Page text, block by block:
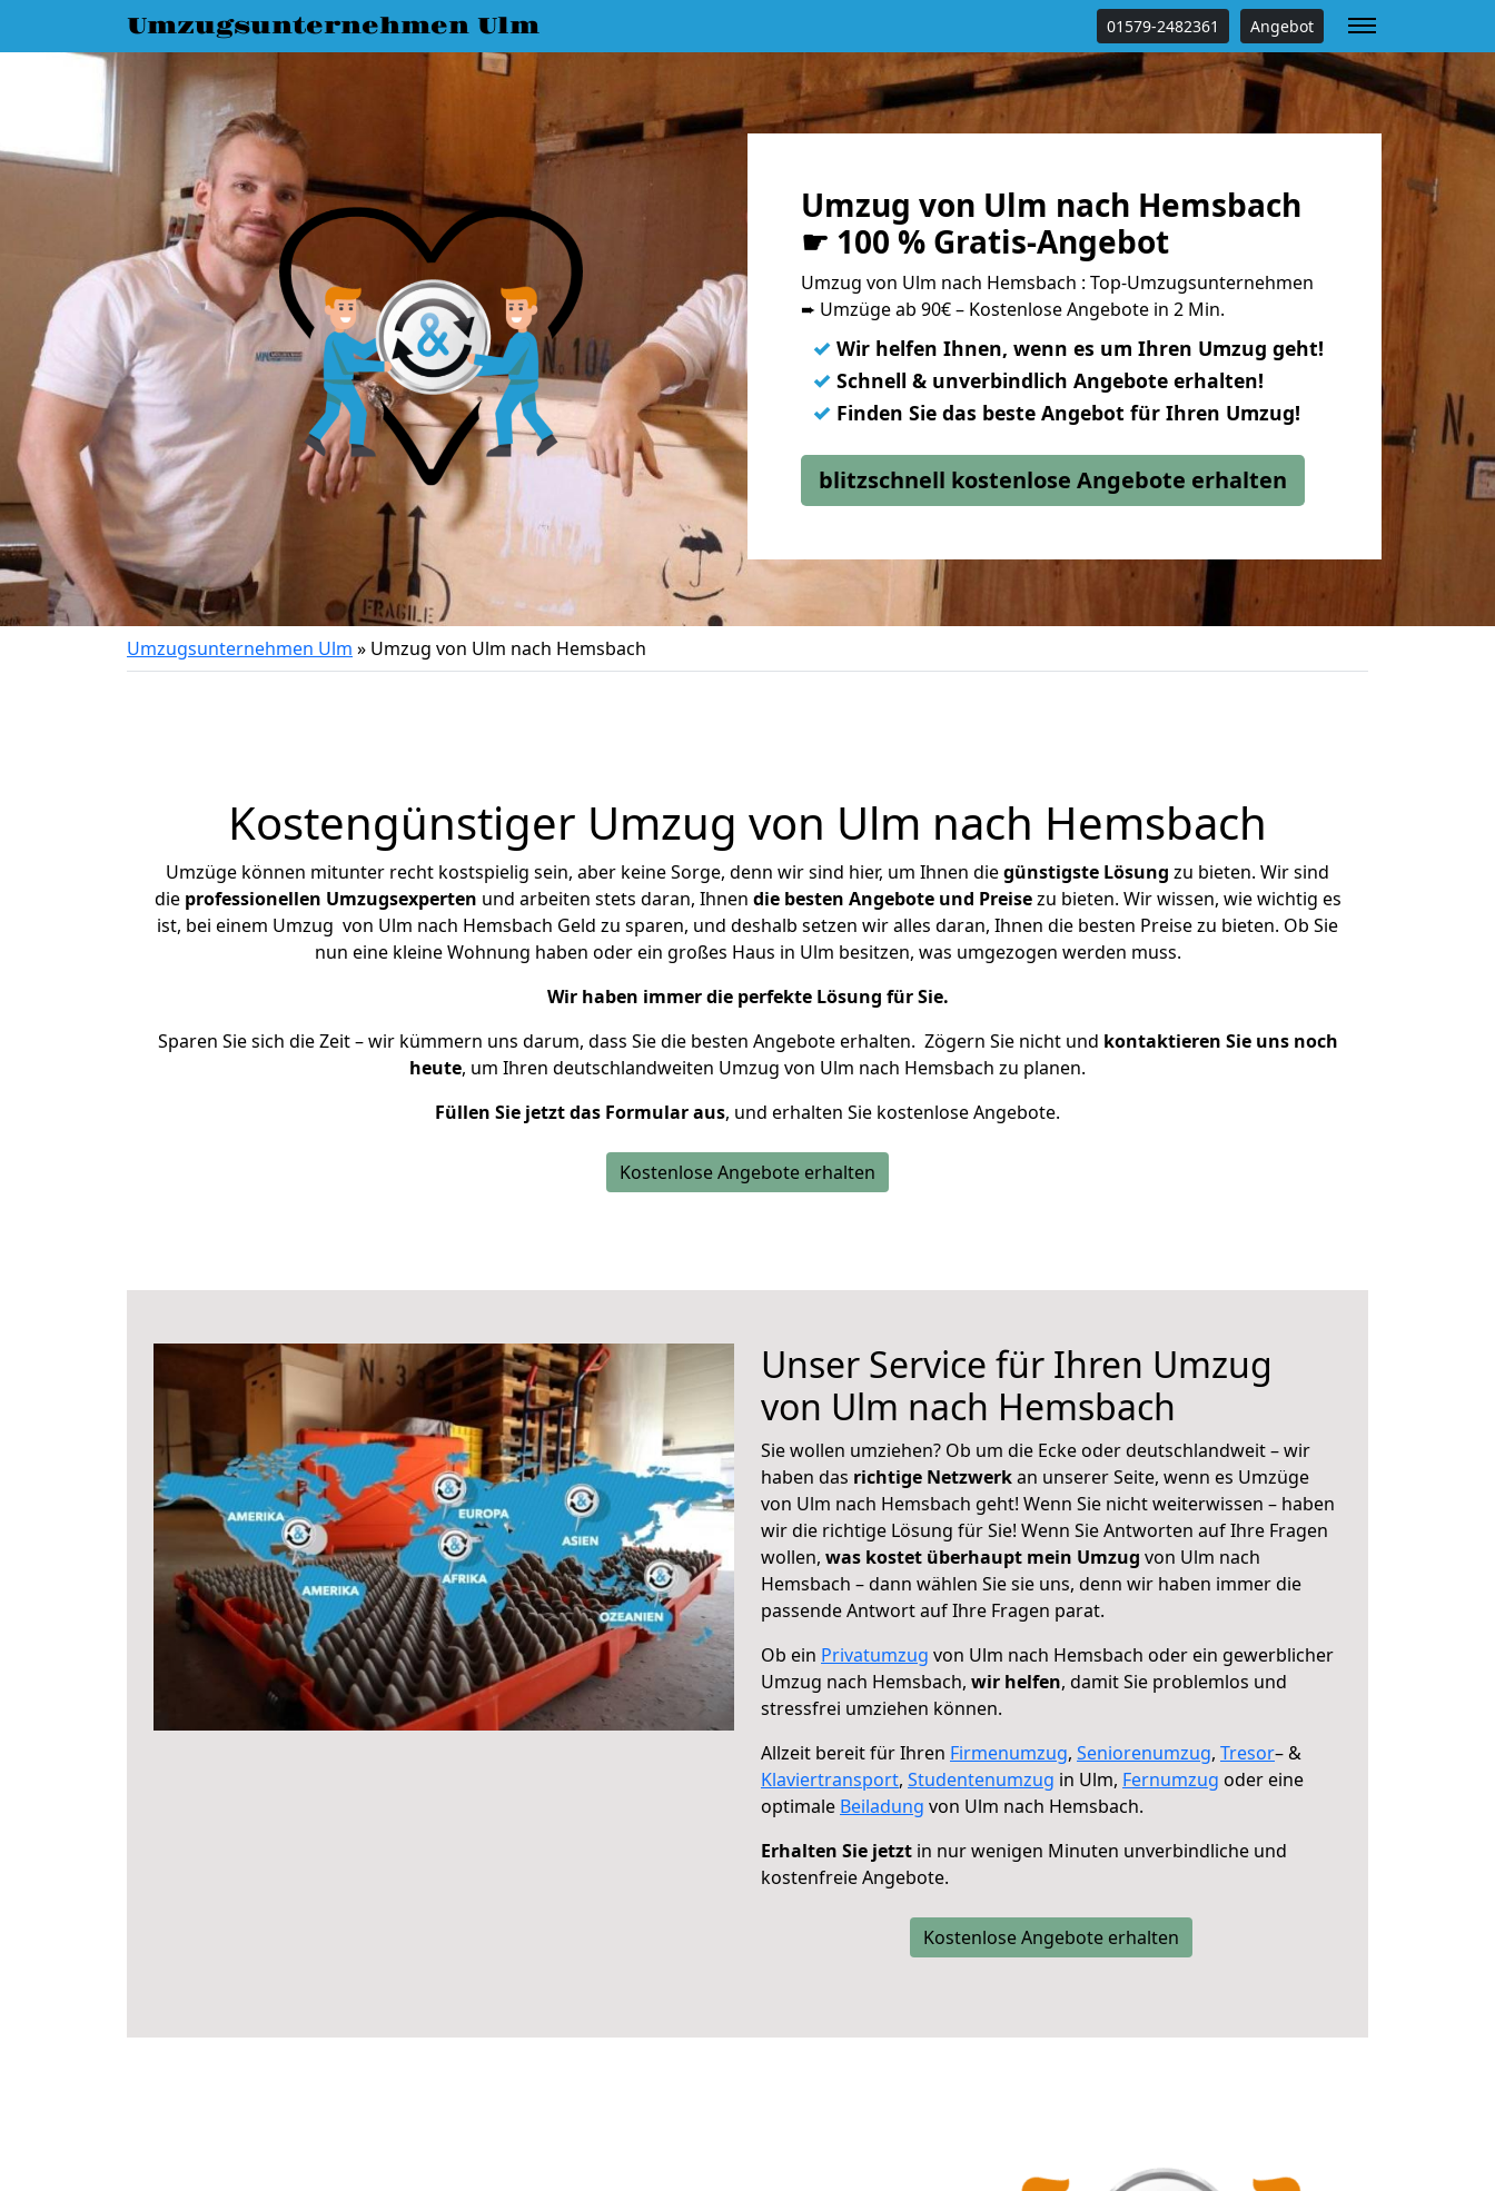
Umzugsunternehmen Ulm 01579-2482361 Angebot
Umzug von Ulm nach Hemsbach
☛ 100 % Gratis-Angebot
Umzug von Ulm nach Hemsbach : Top-Umzugsunternehmen
➨ Umzüge ab 90€ – Kostenlose Angebote in 2 Min.
✓ Wir helfen Ihnen, wenn es um Ihren Umzug geht!
✓ Schnell & unverbindlich Angebote erhalten!
✓ Finden Sie das beste Angebot für Ihren Umzug!
blitzschnell kostenlose Angebote erhalten
Umzugsunternehmen Ulm » Umzug von Ulm nach Hemsbach
Kostengünstiger Umzug von Ulm nach Hemsbach
Umzüge können mitunter recht kostspielig sein, aber keine Sorge, denn wir sind hier, um Ihnen diegünstigste Lösung zu bieten. Wir sind
die professionellen Umzugsexperten und arbeiten stets daran, Ihnen die besten Angebote und Preisezu bieten. Wir wissen, wie wichtig es
ist, bei einem Umzug von Ulm nach Hemsbach Geld zu sparen, und deshalb setzen wir alles daran, Ihnen die besten Preise zu bieten. Ob Sie
nun eine kleine Wohnung haben oder ein großes Haus in Ulm besitzen, was umgezogen werden muss.
Wir haben immer die perfekte Lösung für Sie.
Sparen Sie sich die Zeit – wir kümmern uns darum, dass Sie die besten Angebote erhalten. Zögern Sie nicht und kontaktieren Sie uns noch
heute, um Ihren deutschlandweiten Umzug von Ulm nach Hemsbach zu planen.
Füllen Sie jetzt das Formular aus, und erhalten Sie kostenlose Angebote.
Kostenlose Angebote erhalten
Unser Service für Ihren Umzug
von Ulm nach Hemsbach
Sie wollen umziehen? Ob um die Ecke oder deutschlandweit – wir
haben das richtige Netzwerkan unserer Seite, wenn es Umzüge
von Ulm nach Hemsbach geht! Wenn Sie nicht weiterwissen – haben
wir die richtige Lösung für Sie! Wenn Sie Antworten auf Ihre Fragen
wollen, was kostet überhaupt mein Umzug von Ulm nach
Hemsbach – dann wählen Sie sie uns, denn wir haben immer die
passende Antwort auf Ihre Fragen parat.
Ob ein Privatumzug von Ulm nach Hemsbach oder ein gewerblicher
Umzug nach Hemsbach, wir helfen, damit Sie problemlos und
stressfrei umziehen können.
Allzeit bereit für Ihren Firmenumzug, Seniorenumzug, Tresor– &
Klaviertransport, Studentenumzug in Ulm, Fernumzug oder eine
optimale Beiladung von Ulm nach Hemsbach.
Erhalten Sie jetzt in nur wenigen Minuten unverbindliche und
kostenfreie Angebote.
Kostenlose Angebote erhalten